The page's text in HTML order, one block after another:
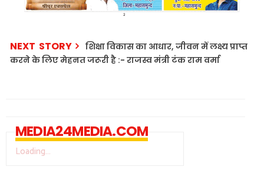
NEXT STORY
शिक्षा विकास का आधार, जीवन में लक्ष्य प्राप्त
करने के लिए मेहनत जरूरी है :- राजस्व मंत्री टंक राम वर्मा
MEDIA24MEDIA.COM
Loading...